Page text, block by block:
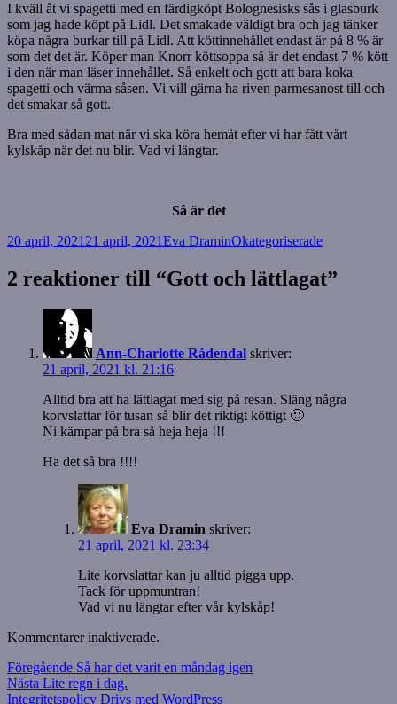
I kväll åt vi spagetti med en färdigköpt Bolognesisks sås i glasburk
som jag hade köpt på Lidl. Det smakade väldigt bra och jag tänker
köpa några burkar till på Lidl. Att köttinnehållet endast är på 8 % är
som det det är. Köper man Knorr köttsoppa så är det endast 7 % kött
i den när man läser innehållet. Så enkelt och gott att bara koka
spagetti och värma såsen. Vi vill gärna ha riven parmesanost till och
det smakar så gott.
Bra med sådan mat när vi ska köra hemåt efter vi har fått vårt
kylskåp när det nu blir. Vad vi längtar.
Så är det
Postat
20 april, 2021 21 april, 2021Författare
Eva DraminKategorier
Okategoriserade
2 reaktioner till “Gott och lättlagat”
Ann-Charlotte Rådendal skriver:
21 april, 2021 kl. 21:16
Alltid bra att ha lättlagat med sig på resan. Släng några
korvslattar för tusan så blir det riktigt köttigt 🙂
Ni kämpar på bra så heja heja !!!
Ha det så bra !!!!
Eva Dramin skriver:
21 april, 2021 kl. 23:34
Lite korvslattar kan ju alltid pigga upp.
Tack för uppmuntran!
Vad vi nu längtar efter vår kylskåp!
Kommentarer inaktiverade.
Inläggsnavigering
Föregående Föregående
inlägg:
Så har det varit en måndag igen
Nästa Nästa
inlägg:
Lite regn i dag.
Integritetspolicy Drivs med WordPress